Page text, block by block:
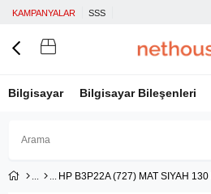
KAMPANYALAR SSS
Bilgisayar Bilgisayar Bileşenleri
Üye Girişi Üye Ol